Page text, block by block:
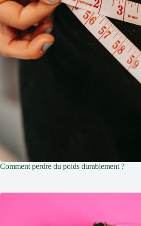
Comment perdre du poids durablement ?